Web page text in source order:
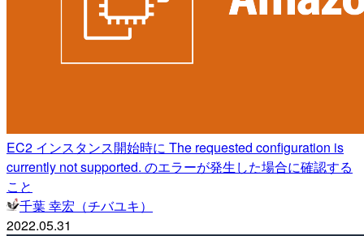
EC2 インスタンス開始時に The requested configuration is
currently not supported. のエラーが発生した場合に確認する
こと
千葉 幸宏（チバユキ）
2022.05.31